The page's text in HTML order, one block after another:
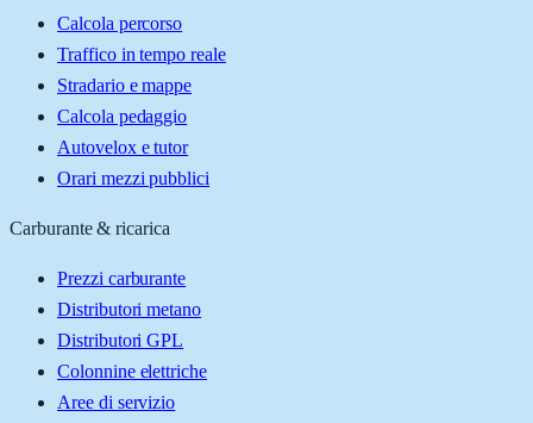
Calcola percorso
Traffico in tempo reale
Stradario e mappe
Calcola pedaggio
Autovelox e tutor
Orari mezzi pubblici
Carburante & ricarica
Prezzi carburante
Distributori metano
Distributori GPL
Colonnine elettriche
Aree di servizio